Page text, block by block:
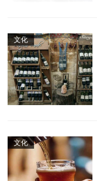
文化
文化